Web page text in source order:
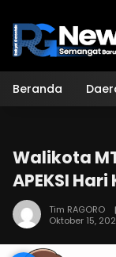
konten
Beranda
Walikota
APEKSI Hari
Tim RAGORO
Oktober 15,